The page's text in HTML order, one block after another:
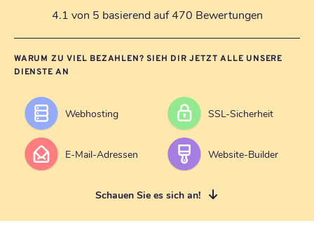
4.1 von 5 basierend auf 470 Bewertungen
WARUM ZU VIEL BEZAHLEN? SIEH DIR JETZT ALLE UNSERE
DIENSTE AN
Webhosting SSL-Sicherheit
E-Mail-Adressen Website-Builder
Schauen Sie es sich an!